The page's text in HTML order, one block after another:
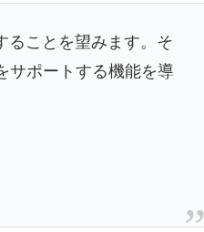
ることを望みます。そ
サポートする機能を導